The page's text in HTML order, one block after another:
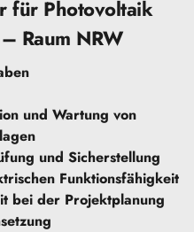
für Photovoltaik
Raum NRW
und Wartung von
und Sicherstellung
Funktionsfähigkeit
bei der Projektplanung